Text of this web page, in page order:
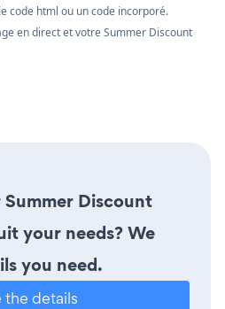
code html ou un code incorporé.
en direct et votre Summer Discount
Discount
your needs? We
you need.
the details